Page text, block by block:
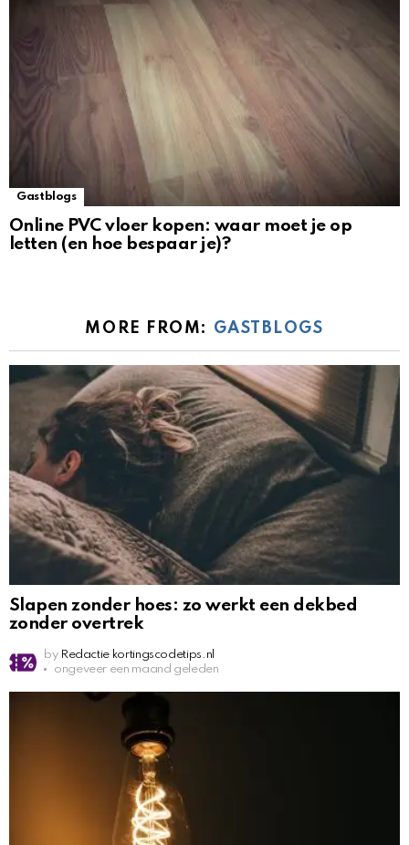
Gastblogs
Online PVC vloer kopen: waar moet je op
letten (en hoe bespaar je)?
MORE FROM: GASTBLOGS
Slapen zonder hoes: zo werkt een dekbed
zonder overtrek
by Redactie kortingscodetips.nl
ongeveer een maand geleden